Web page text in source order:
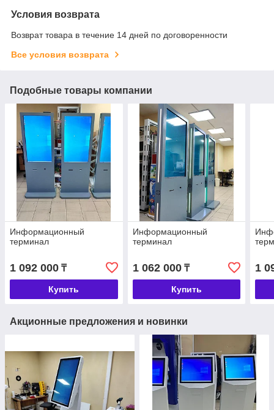
Условия возврата
Возврат товара в течение 14 дней по договоренности
Все условия возврата
Подобные товары компании
Информационный
терминал
1 092 000 ₸
Купить
Информационный
терминал
1 062 000₸
Купить
1
Акционные предложения и новинки